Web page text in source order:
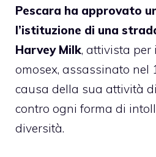
Pescara ha approvato
l’istituzione di una
Harvey Milk, attivista per
omosex, assassinato nel
causa della sua attività
contro ogni forma di
diversità.